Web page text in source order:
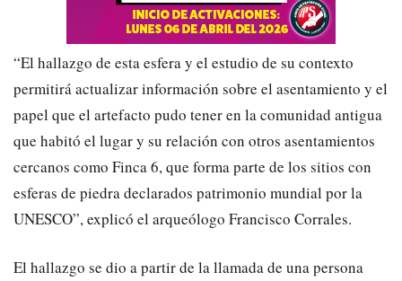
“El hallazgo de esta esfera y el estudio de su contexto
permitirá actualizar información sobre el asentamiento y el
papel que el artefacto pudo tener en la comunidad antigua
que habitó el lugar y su relación con otros asentamientos
cercanos como Finca 6, que forma parte de los sitios con
esferas de piedra declarados patrimonio mundial por la
UNESCO”, explicó el arqueólogo Francisco Corrales.
El hallazgo se dio a partir de la llamada de una persona